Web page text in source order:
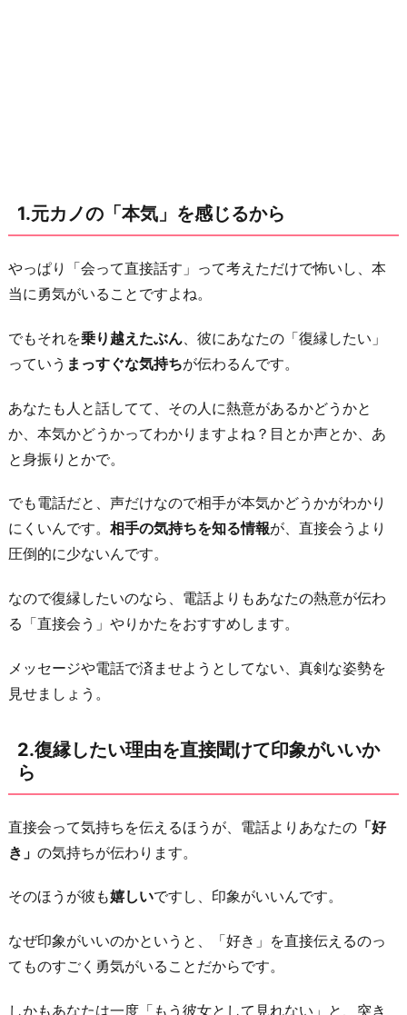
い
理
由
を
接
聞
て
印
象
が
い
い
ら
3.
当
に
省
い
る
が
分
か
か
1.元カノの「本気」を感じるから
やっぱり「会って直接話す」って考えただけで怖いし、本
当に勇気がいることですよね。
でもそれを乗り越えたぶん 、彼にあなたの「復縁したい」
っていう まっすぐな気持ちが伝わるんです。
あなたも人と話してて、その人に熱意があるかどうかと
か、本気かどうかってわかりますよね？目とか声とか、あ
と身振りとかで。
でも電話だと、声だけなので相手が本気かどうかがわかり
にくいんです。 相手の気持ちを知る情報が、直接会うより
圧倒的に少ないんです。
なので復縁したいのなら、電話よりもあなたの熱意が伝わ
る「直接会う」やりかたをおすすめします。
メッセージや電話で済ませようとしてない、真剣な姿勢を
見せましょう。
2.復縁したい理由を直接聞けて印象がいいか
ら
直接会って気持ちを伝えるほうが、電話よりあなたの 「好
き」 の気持ちが伝わります。
そのほうが彼も嬉しいですし、印象がいいんです。
なぜ印象がいいのかというと、「好き」を直接伝えるのっ
てものすごく勇気がいることだからです。
しかもあなたは一度「もう彼女として見れない」と、突き